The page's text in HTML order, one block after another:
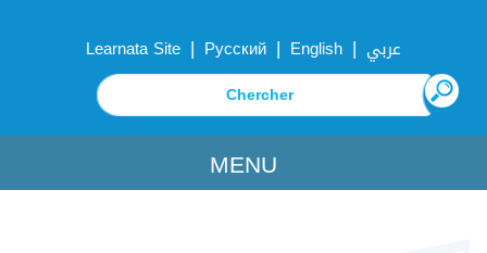
Learnata Site | Русский | English | عربي
MENU